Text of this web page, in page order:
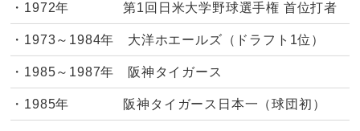
・1972年 第1回日米大学野球選手権 首位打者
・1973～1984年 大洋ホエールズ（ドラフト1位）
・1985～1987年 阪神タイガース
・1985年 阪神タイガース日本一（球団初）